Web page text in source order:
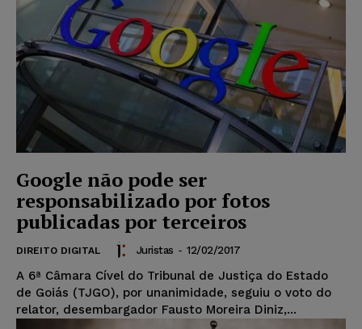
Google não pode ser
responsabilizado por fotos
publicadas por terceiros
DIREITO DIGITAL Juristas - 12/02/2017
A 6ª Câmara Cível do Tribunal de Justiça do Estado
de Goiás (TJGO), por unanimidade, seguiu o voto do
relator, desembargador Fausto Moreira Diniz,...